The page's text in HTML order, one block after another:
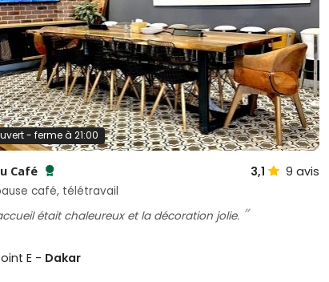
- ferme à 21:00
Café
et approuvé par SénéGuide
3,1 9 avis
café, télétravail
était chaleureux et la décoration jolie.
E - Dakar